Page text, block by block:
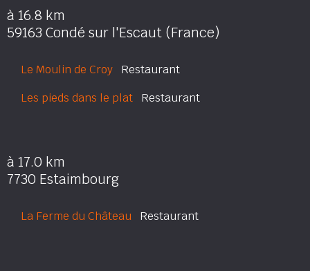
à 16.8 km
59163 Condé sur l'Escaut (France)
Le Moulin de Croy Restaurant
Les pieds dans le plat Restaurant
à 17.0 km
7730 Estaimbourg
La Ferme du Château Restaurant